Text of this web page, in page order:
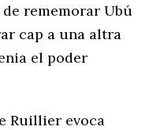
rememorar Ubú
cap a una altra
el poder
Ruillier evoca